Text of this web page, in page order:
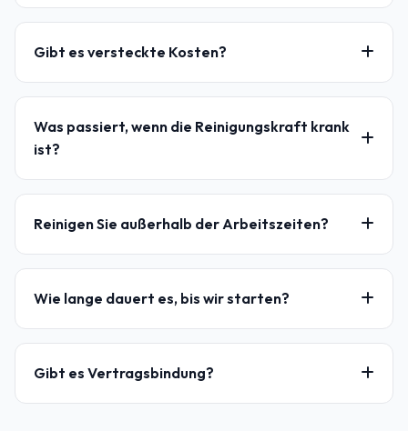
Gibt es versteckte Kosten?
Was passiert, wenn die Reinigungskraft krank
ist?
Reinigen Sie außerhalb der Arbeitszeiten?
Wie lange dauert es, bis wir starten?
Gibt es Vertragsbindung?